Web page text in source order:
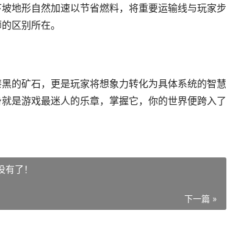
地形自然加速以节省燃料，将重要运输线与玩家步
区别所在。
的矿石，更是玩家将想象力转化为具体系统的智慧
是游戏最迷人的乐章，掌握它，你的世界便跨入了
有了！
下一篇 »